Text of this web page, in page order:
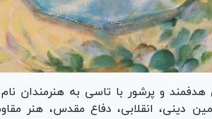
هدفمند و پرشور با تاسی به هنرمندان نام
دینی، انقلابی، دفاع مقدس، هنر